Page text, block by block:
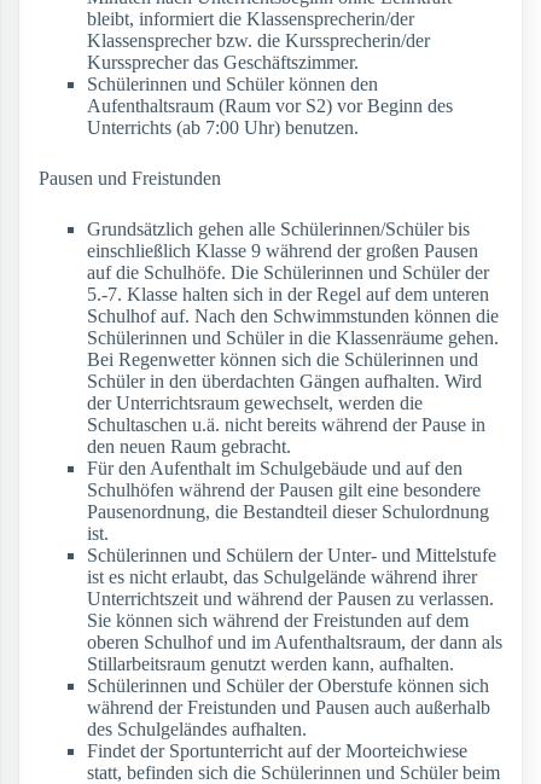
bleibt, informiert die Klassensprecherin/der
Klassensprecher bzw. die Kurssprecherin/der
Kurssprecher das Geschäftszimmer.
Schülerinnen und Schüler können den
Aufenthaltsraum (Raum vor S2) vor Beginn des
Unterrichts (ab 7:00 Uhr) benutzen.
Pausen und Freistunden
Grundsätzlich gehen alle Schülerinnen/Schüler bis
einschließlich Klasse 9 während der großen Pausen
auf die Schulhöfe. Die Schülerinnen und Schüler der
5.-7. Klasse halten sich in der Regel auf dem unteren
Schulhof auf. Nach den Schwimmstunden können die
Schülerinnen und Schüler in die Klassenräume gehen.
Bei Regenwetter können sich die Schülerinnen und
Schüler in den überdachten Gängen aufhalten. Wird
der Unterrichtsraum gewechselt, werden die
Schultaschen u.ä. nicht bereits während der Pause in
den neuen Raum gebracht.
Für den Aufenthalt im Schulgebäude und auf den
Schulhöfen während der Pausen gilt eine besondere
Pausenordnung, die Bestandteil dieser Schulordnung
ist.
Schülerinnen und Schülern der Unter- und Mittelstufe
ist es nicht erlaubt, das Schulgelände während ihrer
Unterrichtszeit und während der Pausen zu verlassen.
Sie können sich während der Freistunden auf dem
oberen Schulhof und im Aufenthaltsraum, der dann als
Stillarbeitsraum genutzt werden kann, aufhalten.
Schülerinnen und Schüler der Oberstufe können sich
während der Freistunden und Pausen auch außerhalb
des Schulgeländes aufhalten.
Findet der Sportunterricht auf der Moorteichwiese
statt, befinden sich die Schülerinnen und Schüler beim